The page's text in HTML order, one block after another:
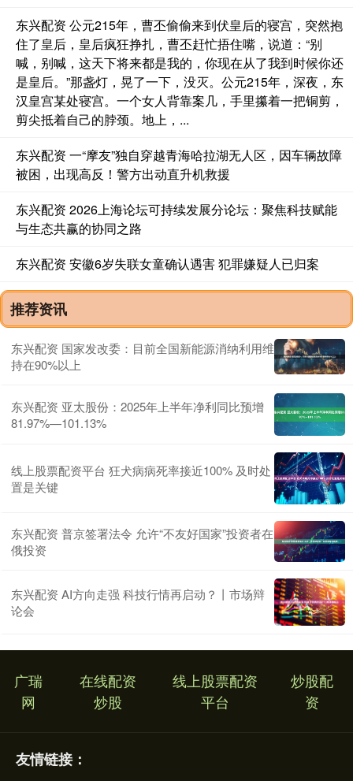
东兴配资 公元215年，曹丕偷偷来到伏皇后的寝宫，突然抱
住了皇后，皇后疯狂挣扎，曹丕赶忙捂住嘴，说道：“别
喊，别喊，这天下将来都是我的，你现在从了我到时候你还
是皇后。”那盏灯，晃了一下，没灭。公元215年，深夜，东
汉皇宫某处寝宫。一个女人背靠案几，手里攥着一把铜剪，
剪尖抵着自己的脖颈。地上，...
东兴配资 一“摩友”独自穿越青海哈拉湖无人区，因车辆故障
被困，出现高反！警方出动直升机救援
东兴配资 2026上海论坛可持续发展分论坛：聚焦科技赋能
与生态共赢的协同之路
东兴配资 安徽6岁失联女童确认遇害 犯罪嫌疑人已归案
推荐资讯
东兴配资 国家发改委：目前全国新能源消纳利用维
持在90%以上
东兴配资 亚太股份：2025年上半年净利同比预增
81.97%—101.13%
线上股票配资平台 狂犬病病死率接近100% 及时处
置是关键
东兴配资 普京签署法令 允许“不友好国家”投资者在
俄投资
东兴配资 AI方向走强 科技行情再启动？丨市场辩
论会
广瑞
网
在线配资
炒股
线上股票配资
平台
炒股配
资
友情链接：